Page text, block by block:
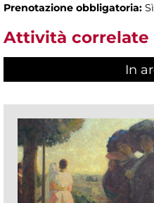
Prenotazione obbligatoria: Sì
Attività correlate
In